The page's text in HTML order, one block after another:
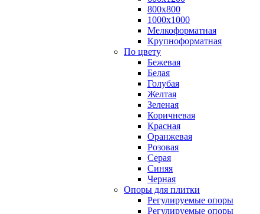
800х800
1000х1000
Мелкоформатная
Крупноформатная
По цвету
Бежевая
Белая
Голубая
Желтая
Зеленая
Коричневая
Красная
Оранжевая
Розовая
Серая
Синяя
Черная
Опоры для плитки
Регулируемые опоры
Регулируемые опоры